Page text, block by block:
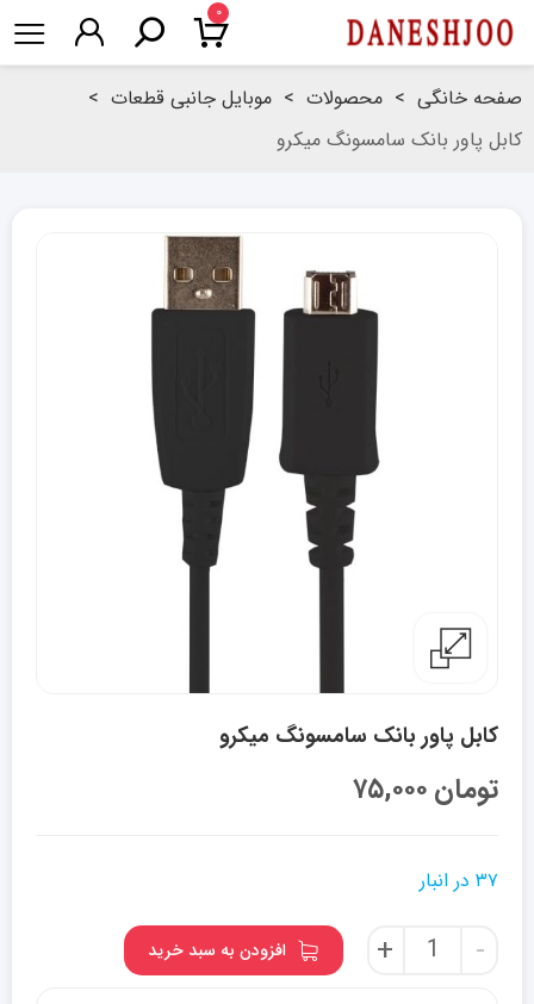
۰
صفحه خانگی > محصولات > موبایل جانبی قطعات >
کابل پاور بانک سامسونگ میکرو
کابل پاور بانک سامسونگ میکرو
۷۵,۰۰۰تومان
۳۷ در انبار
-
کابل
+ افزودن به سبد خرید